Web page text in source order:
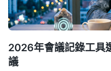
2026年會議記錄工具
議